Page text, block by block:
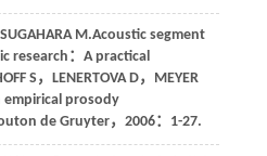
M.Acoustic segment
research：A practical
S，LENERTOVA D，MEYER
prosody
de Gruyter，2006：1-27.